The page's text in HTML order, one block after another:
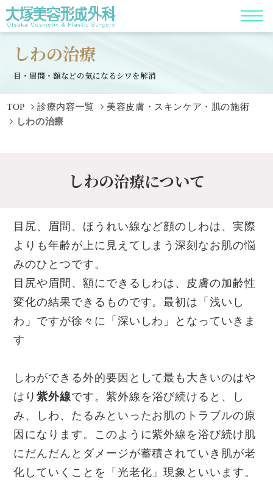
しわの治療
目・眉間・額などの気になるシワを解消
TOP 診療内容一覧
美容皮膚・スキンケア・肌の施術
しわの治療
しわの治療について
目尻、眉間、ほうれい線など顔のしわは、実際
よりも年齢が上に見えてしまう深刻なお肌の悩
みのひとつです。
目尻や眉間、額にできるしわは、皮膚の加齢性
変化の結果できるものです。最初は「浅いし
わ」ですが徐々に「深いしわ」となっていきま
す
しわができる外的要因として最も大きいのはや
はり紫外線です。紫外線を浴び続けると、し
み、しわ、たるみといったお肌のトラブルの原
因になります。このように紫外線を浴び続け肌
にだんだんとダメージが蓄積されていき肌が老
化していくことを「光老化」現象といいます。